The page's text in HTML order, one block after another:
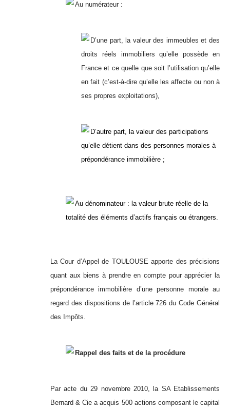
Au numérateur :
D’une part, la valeur des immeubles et des
droits réels immobiliers qu’elle possède en
France et ce quelle que soit l’utilisation qu’elle
en fait (c’est-à-dire qu’elle les affecte ou non à
ses propres exploitations),
D’autre part, la valeur des participations
qu’elle détient dans des personnes morales à
prépondérance immobilière ;
Au dénominateur : la valeur brute réelle de la
totalité des éléments d’actifs français ou étrangers.
La Cour d’Appel de TOULOUSE apporte des précisions
quant aux biens à prendre en compte pour apprécier la
prépondérance immobilière d’une personne morale au
regard des dispositions de l’article 726 du Code Général
des Impôts.
Rappel des faits et de la procédure
Par acte du 29 novembre 2010, la SA Etablissements
Bernard & Cie a acquis 500 actions composant le capital